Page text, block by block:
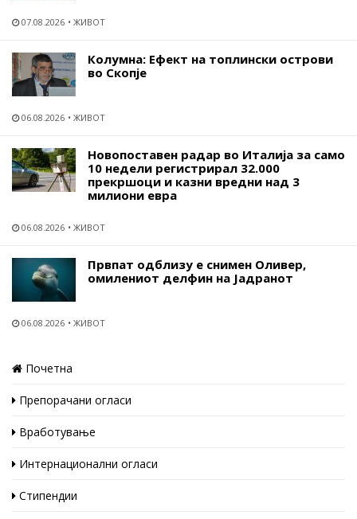
07.08.2026 ЖИВОТ
Колумна: Ефект на топлински острови
во Скопје
06.08.2026 ЖИВОТ
Новопоставен радар во Италија за само
10 недели регистрирал 32.000
прекршоци и казни вредни над 3
милиони евра
06.08.2026 ЖИВОТ
Првпат одблизу е снимен Оливер,
омилениот делфин на Јадранот
06.08.2026 ЖИВОТ
Почетна
Препорачани огласи
Вработување
Интернационални огласи
Стипендии